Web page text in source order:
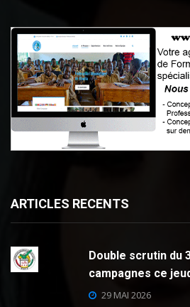
ARTICLES RECENTS
Double scrutin du
campagnes ce
29 MAI 2026